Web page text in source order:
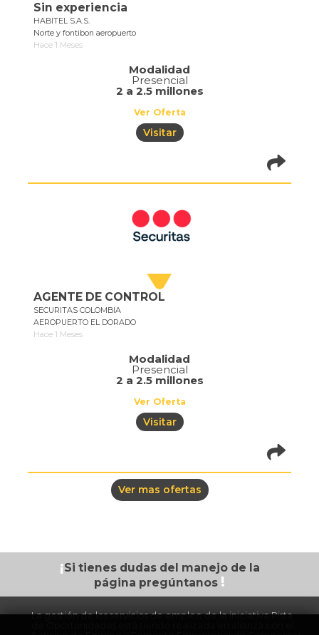
Sin experiencia
HABITEL S.A.S.
Norte y fontibon aeropuerto
Hace 1 Meses
Modalidad
Presencial
2 a 2.5 millones
Ver Oferta
Visitar
of=1073
AGENTE DE CONTROL
SECURITAS COLOMBIA
AEROPUERTO EL DORADO
Hace 1 Meses
Modalidad
Presencial
2 a 2.5 millones
Ver Oferta
Visitar
of=1076
Ver mas ofertas
¡Si tienes dudasdel manejo de la
página pregúntanos !
La gestión de los servicios de empleo de la iniciativa Pista